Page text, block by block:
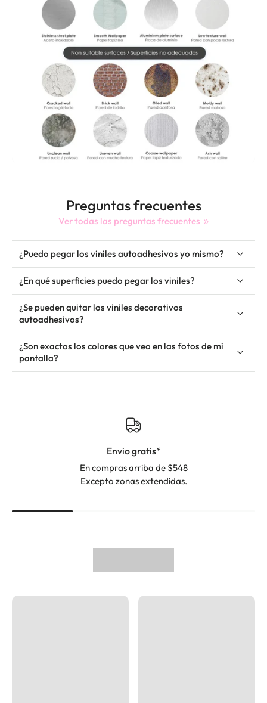
Preguntas frecuentes
Ver todas las preguntas frecuentes
¿Puedo pegar los viniles autoadhesivos yo mismo?
¿En qué superficies puedo pegar los viniles?
¿Se pueden quitar los viniles decorativos
autoadhesivos?
¿Son exactos los colores que veo en las fotos de mi
pantalla?
Envio gratis*
En compras arriba de $548
Excepto zonas extendidas.